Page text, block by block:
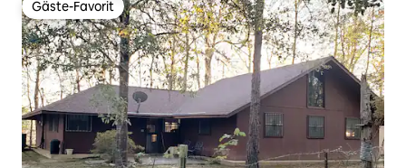
Gäste-Favorit
Gäste-Favorit